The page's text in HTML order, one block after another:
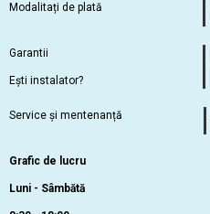
Modalitați de plată
Garantii
Ești instalator?
Service și mentenanță
Grafic de lucru
Luni - Sâmbătă